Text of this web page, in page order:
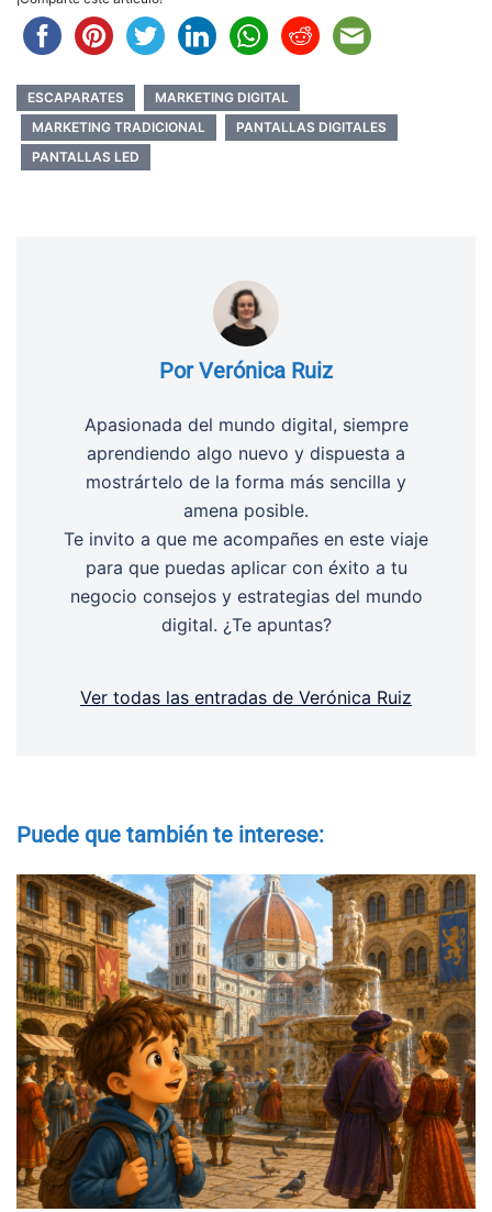
ESCAPARATES
MARKETING DIGITAL
MARKETING TRADICIONAL
PANTALLAS DIGITALES
PANTALLAS LED
Por Verónica Ruiz
Apasionada del mundo digital, siempre
aprendiendo algo nuevo y dispuesta a
mostrártelo de la forma más sencilla y
amena posible.
Te invito a que me acompañes en este viaje
para que puedas aplicar con éxito a tu
negocio consejos y estrategias del mundo
digital. ¿Te apuntas?
Ver todas las entradas de Verónica Ruiz
Puede que también te interese: